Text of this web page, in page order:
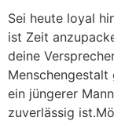
Sei heute loyal
ist Zeit
deine
Menschengestalt
ein jüngerer
zuverlässig